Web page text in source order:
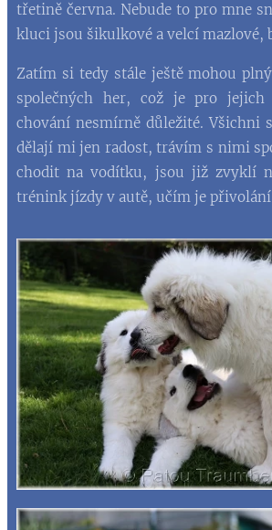
třetině června. Nebude to pro mne
kluci jsou šikulkové a velcí mazlové,
Zatím si tedy stále ještě mohou
společných her, což je pro jejich
chování nesmírně důležité. Všichni
dělají mi jen radost, trávím s nimi
chodit na vodítku, jsou již zvyklí
trénink jízdy v autě, učím je